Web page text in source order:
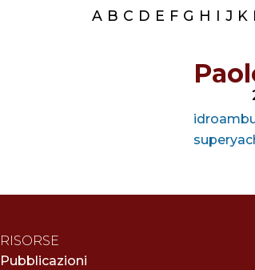
A B C D E F G H I J K
RISORSE
Pubblicazioni